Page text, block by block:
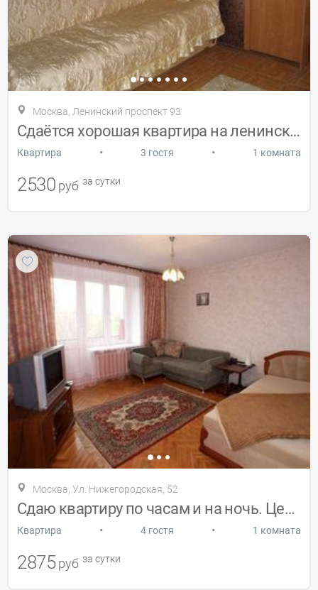
Москва, Ленинский проспект 93
Сдаётся хорошая квартира на ленинском пр
Квартира • 3 гостя • 1 комната
2530 руб за сутки
Москва, Ул. Нижегородская, 52
Сдаю квартиру по часам и на ночь. Центр
Квартира • 4 гостя • 1 комната
2875 руб за сутки